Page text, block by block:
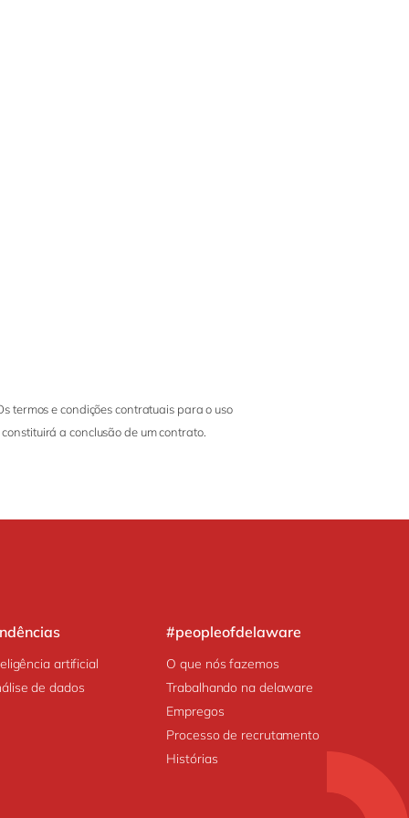
termos e condições contratuais para o uso
a conclusão de um contrato.
artificial
de dados
#peopleofdelaware
O que nós fazemos
Trabalhando na delaware
Empregos
Processo de recrutamento
Histórias